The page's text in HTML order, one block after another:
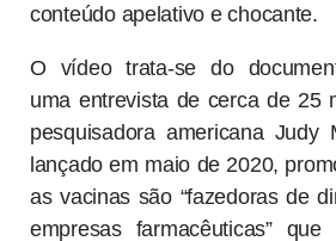
conteúdo apelativo e chocante.
O vídeo trata-se do
uma entrevista de cerca de 25
pesquisadora americana Judy
lançado em maio de 2020,
as vacinas são “fazedoras de
empresas farmacêuticas”